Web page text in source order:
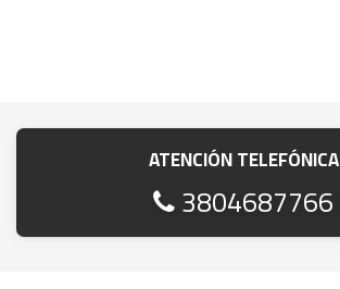
ATENCIÓN TELEFÓNICA
3804687766